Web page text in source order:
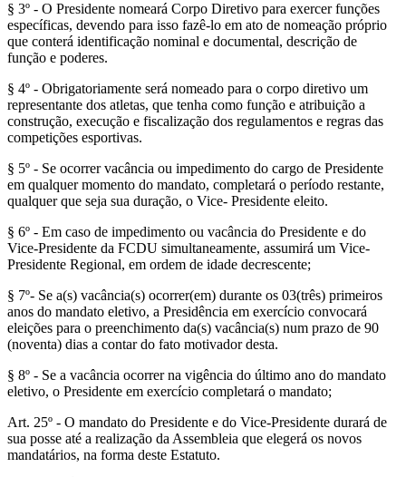
§ 3º - O Presidente nomeará Corpo Diretivo para exercer funções
específicas, devendo para isso fazê-lo em ato de nomeação próprio
que conterá identificação nominal e documental, descrição de
função e poderes.
§ 4º - Obrigatoriamente será nomeado para o corpo diretivo um
representante dos atletas, que tenha como função e atribuição a
construção, execução e fiscalização dos regulamentos e regras das
competições esportivas.
§ 5º - Se ocorrer vacância ou impedimento do cargo de Presidente
em qualquer momento do mandato, completará o período restante,
qualquer que seja sua duração, o Vice- Presidente eleito.
§ 6º - Em caso de impedimento ou vacância do Presidente e do
Vice-Presidente da FCDU simultaneamente, assumirá um Vice-
Presidente Regional, em ordem de idade decrescente;
§ 7º- Se a(s) vacância(s) ocorrer(em) durante os 03(três) primeiros
anos do mandato eletivo, a Presidência em exercício convocará
eleições para o preenchimento da(s) vacância(s) num prazo de 90
(noventa) dias a contar do fato motivador desta.
§ 8º - Se a vacância ocorrer na vigência do último ano do mandato
eletivo, o Presidente em exercício completará o mandato;
Art. 25º - O mandato do Presidente e do Vice-Presidente durará de
sua posse até a realização da Assembleia que elegerá os novos
mandatários, na forma deste Estatuto.